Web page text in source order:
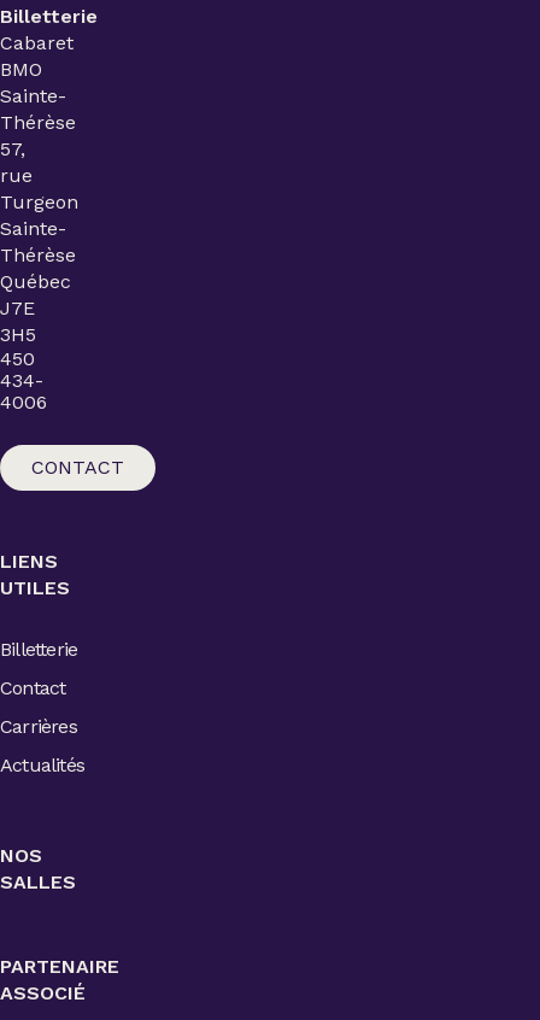
Billetterie
Cabaret
BMO
Sainte-
Thérèse
57,
rue
Turgeon
Sainte-
Thérèse
Québec
J7E
3H5
450
434-
4006
CONTACT
LIENS
UTILES
Billetterie
Contact
Carrières
Actualités
NOS
SALLES
PARTENAIRE
ASSOCIÉ